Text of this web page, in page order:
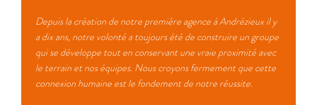
Depuis la création de notre première agence à Andrézieux il y
a dix ans, notre volonté a toujours été de construire un groupe
qui se développe tout en conservant une vraie proximité avec
le terrain et nos équipes. Nous croyons fermement que cette
connexion humaine est le fondement de notre réussite.